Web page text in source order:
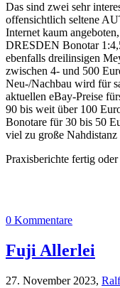
Das sind zwei sehr
offensichtlich seltene
Internet kaum
DRESDEN Bonotar
ebenfalls dreilinsigen
zwischen 4- und 500
Neu-/Nachbau wird für
aktuellen eBay-Preise
90 bis weit über 100
Bonotare für 30 bis 50
viel zu große
Praxisberichte fertig
0 Kommentare
Fuji Allerlei
27. November 2023,